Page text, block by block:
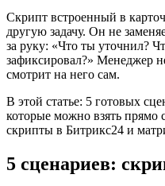
Скрипт встроенный в
другую задачу. Он не
за руку: «Что ты уточнил?
зафиксировал?» Менеджер
смотрит на него сам.
В этой статье: 5 готовых
которые можно взять прямо
скрипты в Битрикс24 и
5 сценариев: